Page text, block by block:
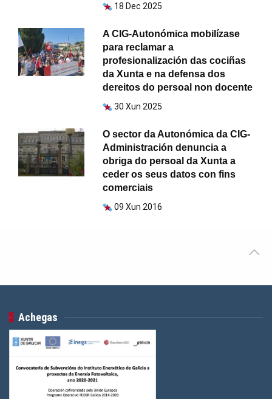
18 Dec 2025
A CIG-Autonómica mobilízase
para reclamar a
profesionalización das cociñas
da Xunta e na defensa dos
dereitos do persoal non docente
30 Xun 2025
O sector da Autonómica da CIG-
Administración denuncia a
obriga do persoal da Xunta a
ceder os seus datos con fins
comerciais
09 Xun 2016
Achegas